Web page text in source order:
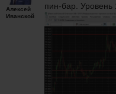
Алексей
Иванской
пин-бар. Уровень